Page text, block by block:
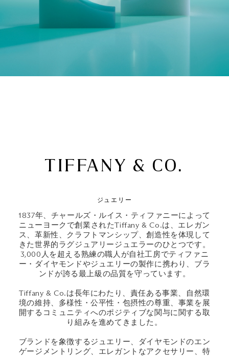
TIFFANY & CO.
ジュエリー
1837年、チャールズ・ルイス・ティファニーによって
ニューヨークで創業されたTiffany & Co.は、エレガン
ス、革新性、クラフトマンシップ、創造性を体現して
きた世界的ラグジュアリージュエラーのひとつです。
3,000人を超える熟練の職人が自社工房でティファニ
ー・ダイヤモンドやジュエリーの製作に携わり、ブラ
ンドが誇る最上級の品質を守っています。
Tiffany & Co.は長年にわたり、責任ある事業、自然環
境の維持、多様性・公平性・包摂性の尊重、事業を展
開するコミュニティへのポジティブな関与に関する取
り組みを進めてきました。
ブランドを象徴するジュエリー、ダイヤモンドのエン
ゲージメントリング、エレガントなアクセサリー、特